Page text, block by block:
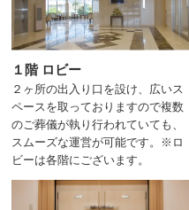
１階 ロビー
２ヶ所の出入り口を設け、広いス
ペースを取っておりますので複数
のご葬儀が執り行われていても、
スムーズな運営が可能です。※ロ
ビーは各階にございます。